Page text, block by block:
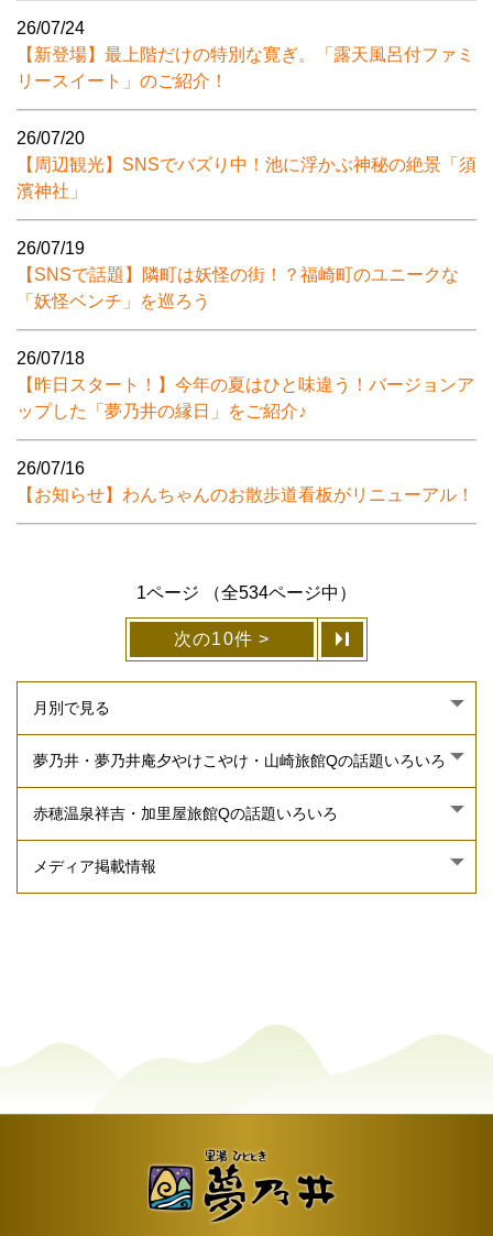
26/07/24
【新登場】最上階だけの特別な寛ぎ。「露天風呂付ファミ
リースイート」のご紹介！
26/07/20
【周辺観光】SNSでバズり中！池に浮かぶ神秘の絶景「須
濱神社」
26/07/19
【SNSで話題】隣町は妖怪の街！？福崎町のユニークな
「妖怪ベンチ」を巡ろう
26/07/18
【昨日スタート！】今年の夏はひと味違う！バージョンア
ップした「夢乃井の縁日」をご紹介♪
26/07/16
【お知らせ】わんちゃんのお散歩道看板がリニューアル！
1ページ （全534ページ中）
次の10件